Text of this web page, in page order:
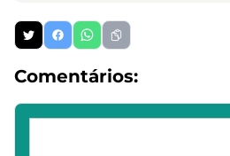
Comentários: